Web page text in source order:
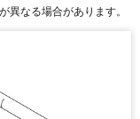
異なる場合があります。